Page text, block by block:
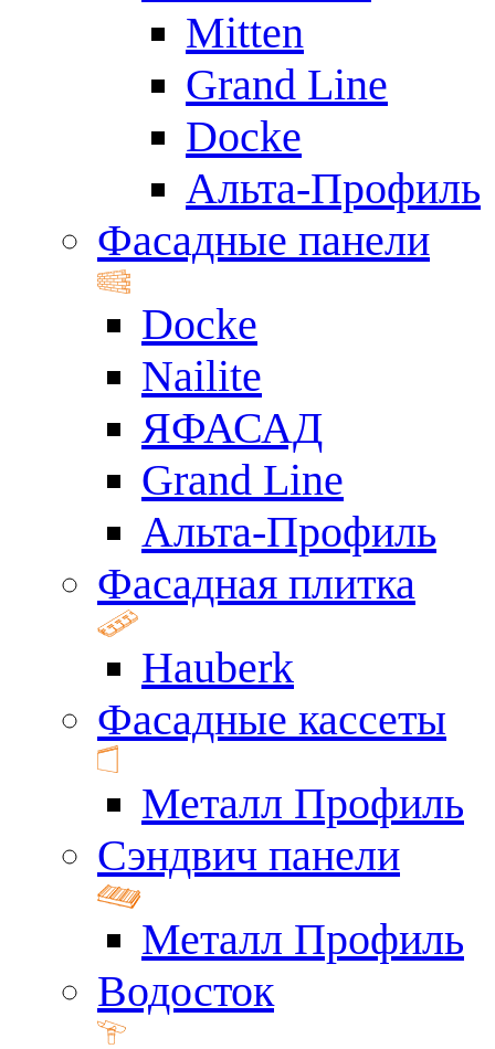
Mitten
Grand Line
Docke
Альта-Профиль
Фасадные панели
Docke
Nailite
ЯФАСАД
Grand Line
Альта-Профиль
Фасадная плитка
Hauberk
Фасадные кассеты
Металл Профиль
Сэндвич панели
Металл Профиль
Водосток